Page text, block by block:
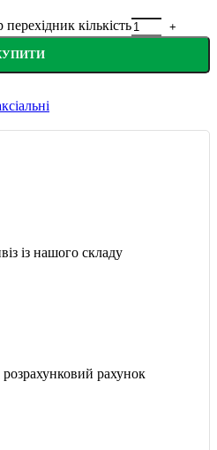
кількість
із нашого складу
рахунок